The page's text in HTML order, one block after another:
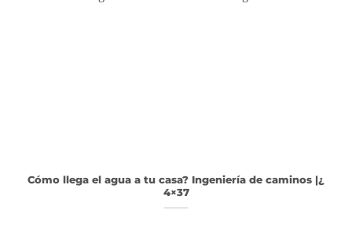
¿Cómo llega el agua a tu casa? Ingeniería de caminos |
4×37